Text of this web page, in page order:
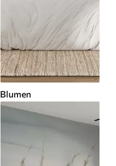
Blumen